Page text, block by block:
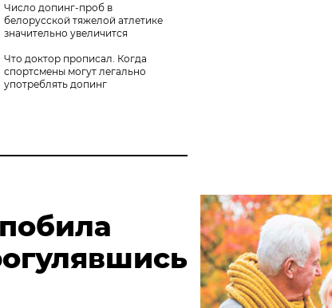
Число допинг-проб в
белорусской тяжелой атлетике
значительно увеличится
Что доктор прописал. Когда
спортсмены могут легально
употреблять допинг